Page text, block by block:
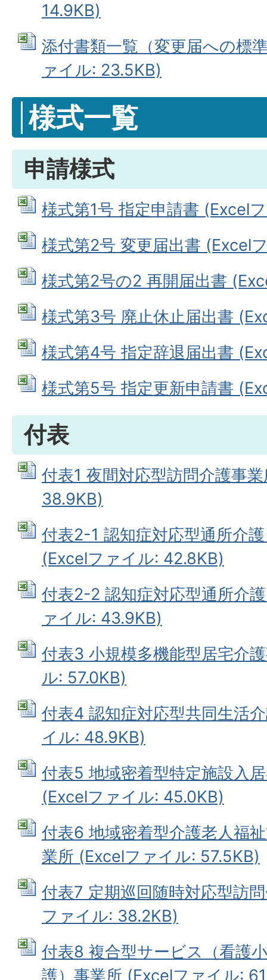
14.9KB)
添付書類一覧（変更届への標
ァイル: 23.5KB)
様式一覧
申請様式
様式第1号 指定申請書 (Excel
様式第2号 変更届出書 (Excel
様式第2号の2 再開届出書
様式第3号 廃止休止届出書
様式第4号 指定辞退届出書
様式第5号 指定更新申請書
付表
付表1 夜間対応型訪問介護事
38.9KB)
付表2-1 認知症対応型通所介
(Excelファイル: 42.8KB)
付表2-2 認知症対応型通所介
ァイル: 43.9KB)
付表3 小規模多機能型居宅介
ル: 57.0KB)
付表4 認知症対応型共同生活
イル: 48.9KB)
付表5 地域密着型特定施設入
(Excelファイル: 45.0KB)
付表6 地域密着型介護老人福
業所 (Excelファイル: 57.5KB)
付表7 定期巡回随時対応型訪
ファイル: 38.2KB)
付表8 複合型サービス（看護
護）事業所 (Excelファイル: